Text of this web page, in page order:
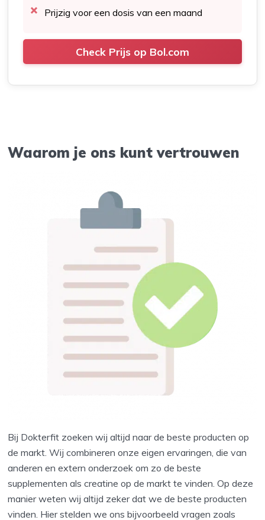
Prijzig voor een dosis van een maand
Check Prijs op Bol.com
Waarom je ons kunt vertrouwen
Bij Dokterfit zoeken wij altijd naar de beste producten op
de markt. Wij combineren onze eigen ervaringen, die van
anderen en extern onderzoek om zo de beste
supplementen als creatine op de markt te vinden. Op deze
manier weten wij altijd zeker dat we de beste producten
vinden. Hier stelden we ons bijvoorbeeld vragen zoals